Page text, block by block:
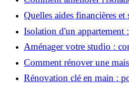
appartement ?
Quelles aides financières
rénover votre appartement
Isolation d'un appartement
prix et conseils
Aménager votre studio :
erreurs à éviter
Comment rénover une
avec 50 000 € : budget,
Rénovation clé en main :